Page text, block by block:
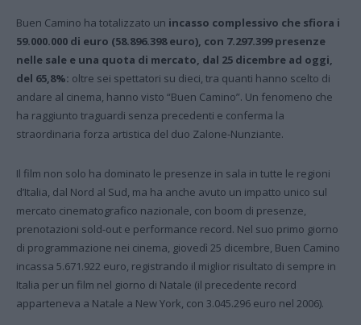
Buen Camino ha totalizzato un incasso complessivo che sfiora i
59.000.000 di euro (58.896.398 euro), con 7.297.399 presenze
nelle sale e una quota di mercato, dal 25 dicembre ad oggi,
del 65,8%: oltre sei spettatori su dieci, tra quanti hanno scelto di
andare al cinema, hanno visto “Buen Camino”. Un fenomeno che
ha raggiunto traguardi senza precedenti e conferma la
straordinaria forza artistica del duo Zalone-Nunziante.
Il film non solo ha dominato le presenze in sala in tutte le regioni
d’Italia, dal Nord al Sud, ma ha anche avuto un impatto unico sul
mercato cinematografico nazionale, con boom di presenze,
prenotazioni sold-out e performance record. Nel suo primo giorno
di programmazione nei cinema, giovedì 25 dicembre, Buen Camino
incassa 5.671.922 euro, registrando il miglior risultato di sempre in
Italia per un film nel giorno di Natale (il precedente record
apparteneva a Natale a New York, con 3.045.296 euro nel 2006).